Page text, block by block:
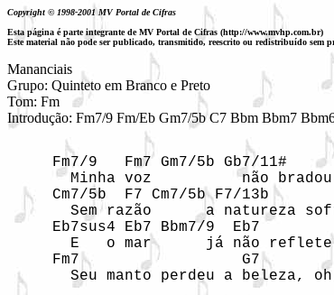
Copyright © 1998-2001 MV Portal de Cifras
Esta página é parte integrante de MV Portal de Cifras (http://www.mvhp.com.br)
Este material não pode ser publicado, transmitido, reescrito ou redistribuído sem
Mananciais
Grupo: Quinteto em Branco e Preto
Tom: Fm
Fm7/9   Fm7 Gm7/5b Gb7/11#
Minha voz          não
Cm7/5b  F7 Cm7/5b F7/13b
Sem razão      a natureza
Eb7sus4 Eb7 Bbm7/9  Eb7
E   o mar      já não
Fm7                  G7
Seu manto perdeu a beleza,